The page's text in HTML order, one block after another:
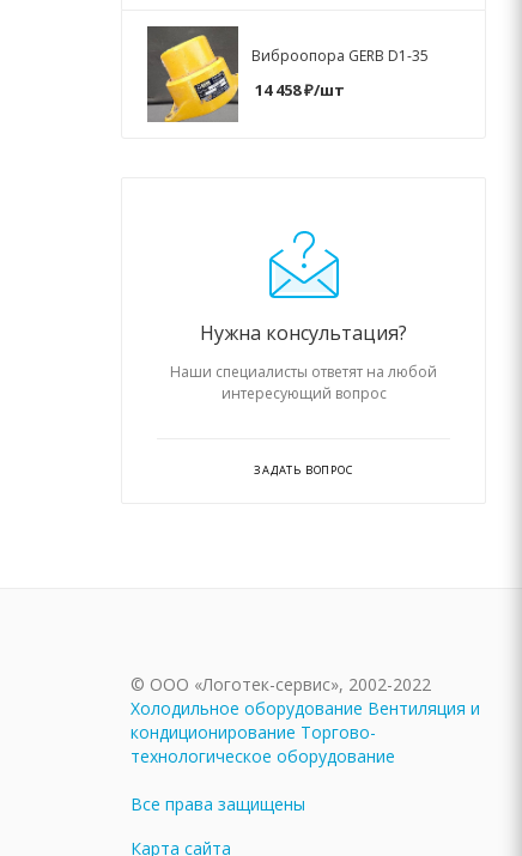
Виброопора GERB D1-35
14 458₽/шт
Нужна консультация?
Наши специалисты ответят на любой
интересующий вопрос
ЗАДАТЬ ВОПРОС
© ООО «Логотек-сервис», 2002-2022
Холодильное оборудование Вентиляция и
кондиционирование Торгово-
технологическое оборудование
Все права защищены
Карта сайта